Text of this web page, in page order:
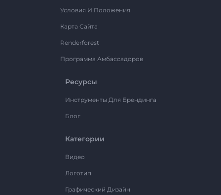
Условия И Положения
Карта Сайта
Renderforest
Программа Амбассадоров
Ресурсы
Инструменты Для Брендинга
Блог
Категории
Видео
Логотип
Графический Дизайн